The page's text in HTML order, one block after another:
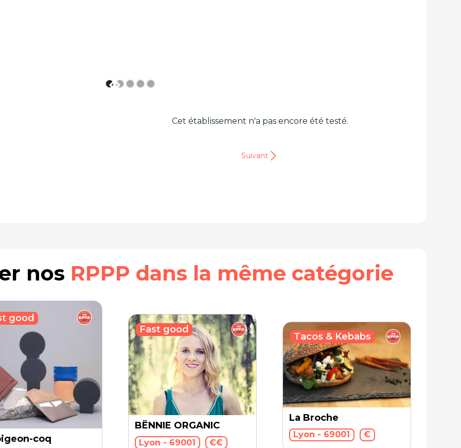
Cet établissement n'a pas encore été testé.
Suivant
nos RPPP dans la même catégorie
coq
good
BËNNIE ORGANIC
Lyon - 69001 €€
Fast good
La Broche
Lyon - 69001 €
Tacos & Kebabs